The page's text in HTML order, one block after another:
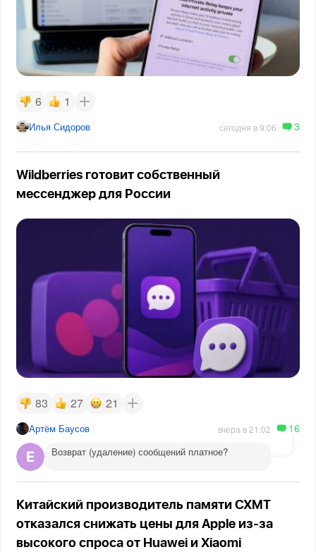
6 1
Илья Сидоров сегодня в 9:06 3
Wildberries готовит собственный
мессенджер для России
83 27 21
Артём Баусов вчера в 21:02 16
Возврат (удаление) сообщений платное?
Китайский производитель памяти CXMT
отказался снижать цены для Apple из-за
высокого спроса от Huawei и Xiaomi